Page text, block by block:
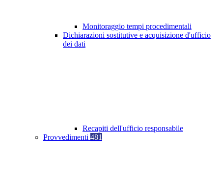
Monitoraggio tempi procedimentali
Dichiarazioni sostitutive e acquisizione d'ufficio
dei dati
Recapiti dell'ufficio responsabile
Provvedimenti 481